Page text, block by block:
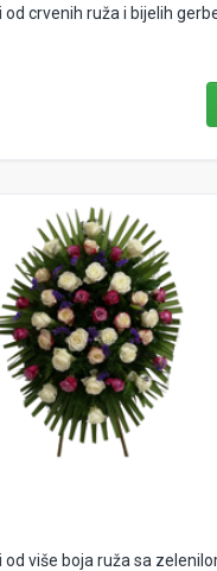
crvenih ruža i bijelih
više boja ruža sa